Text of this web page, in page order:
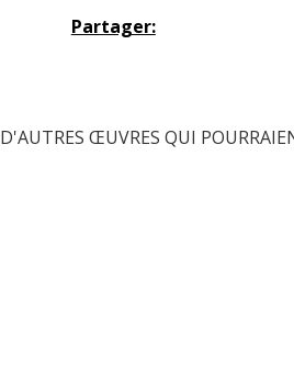
Partager:
D'AUTRES ŒUVRES QUI